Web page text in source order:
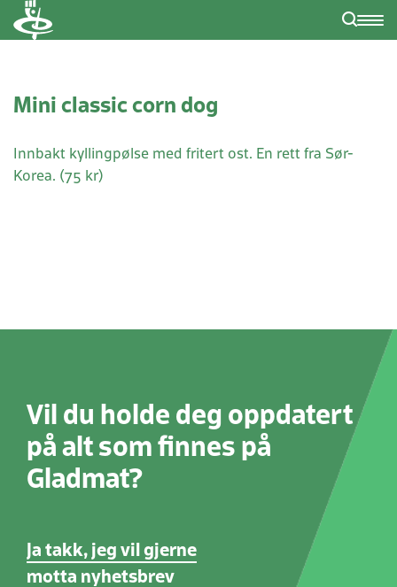
Mini classic corn dog
Innbakt kyllingpølse med fritert ost. En rett fra Sør-
Korea. (75 kr)
Vil du holde deg oppdatert
på alt som finnes på
Gladmat?
Ja takk, jeg vil gjerne
motta nyhetsbrev